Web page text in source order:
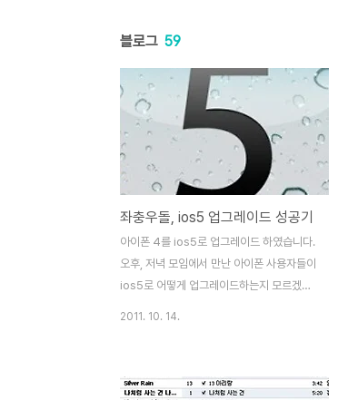
블로그 59
좌충우돌, ios5 업그레이드 성공기
아이폰 4를 ios5로 업그레이드 하였습니다.
오후, 저녁 모임에서 만난 아이폰 사용자들이
ios5로 어떻게 업그레이드하는지 모르겠다
이드 후 달라진 '놀라운'(?) 기능들을 많이 소
2011. 10. 14.